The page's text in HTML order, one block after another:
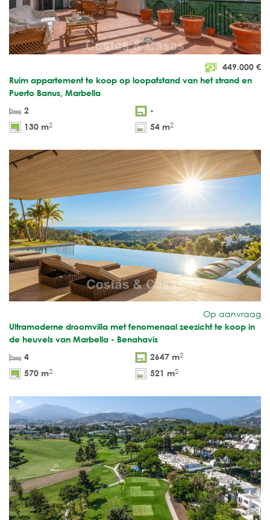
449.000 €
Ruim appartement te koop op loopafstand van het strand en
Puerto Banus, Marbella
2
-
130 m2 54 m2
Op aanvraag
Ultramoderne droomvilla met fenomenaal zeezicht te koop in
de heuvels van Marbella - Benahavis
4
2647 m2
570 m2 521 m2